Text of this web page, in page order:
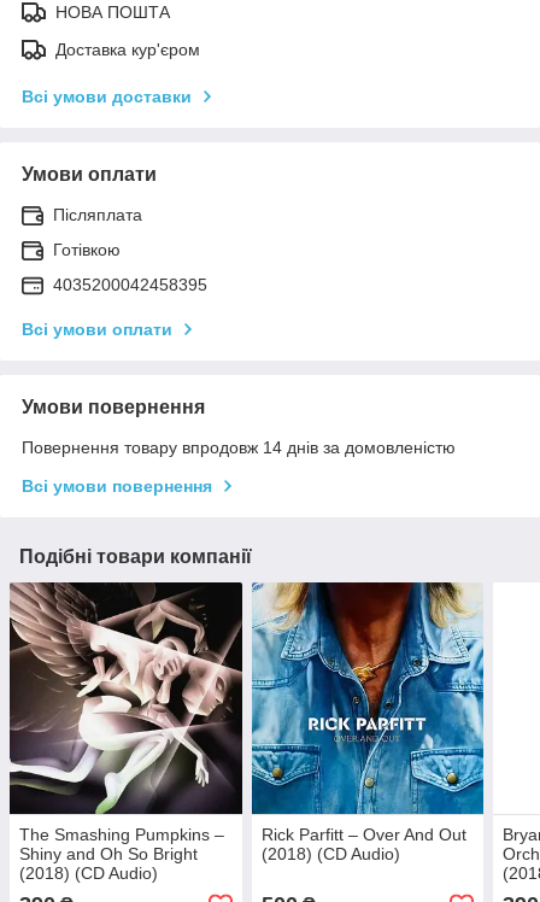
НОВА ПОШТА
Доставка кур'єром
Всі умови доставки
Умови оплати
Післяплата
Готівкою
4035200042458395
Всі умови оплати
Умови повернення
Повернення товару впродовж 14 днів за домовленістю
Всі умови повернення
Подібні товари компанії
The Smashing Pumpkins –
Shiny and Oh So Bright
(2018) (CD Audio)
Rick Parfitt – Over And Out
(2018) (CD Audio)